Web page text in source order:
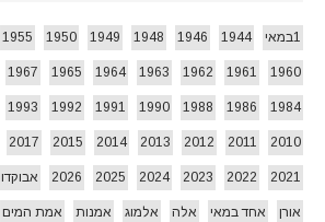
1במאי 1944
1946
1948
1949
1950
1955
1960
1961
1962
1963
1964
1965
1967
1984
1986
1988
1990
1991
1992
1993
2010
2011
2012
2013
2014
2015
2017
2021
2022
2023
2024
2025
2026 אבוקדו
אורן אחד במאי אלה אלמוג אמנות אמת המים